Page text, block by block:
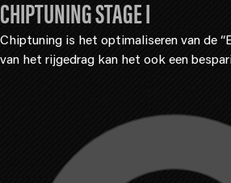
CHIPTUNING STAGE I
Chiptuning is het optimaliseren van de
van het rijgedrag kan het ook een